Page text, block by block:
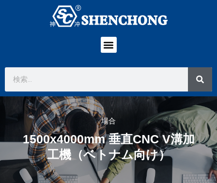
場合
1500x4000mm 垂直CNC V溝加
工機（ベトナム向け）